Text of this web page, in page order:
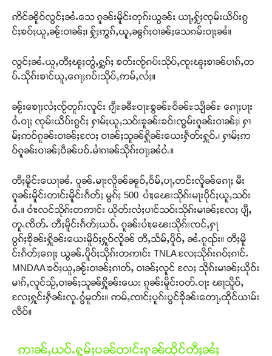
ဢိင်ၼိူဝ်လွင်ႈၼႆႉသေ ၵူၼ်းမိူင်းတုၵ်းယွၼ်း ယႃႇႁႂ်ႈၸုမ်းယိပ်းၵွ
င်ႈၶဝ်ႈယူႇၼႂ်းဝၢၼ်ႈ၊ ႁႂ်ႈဢွၵ်ႇယူႇၼွၵ်ႈဝၢၼ်ႈသေၵမ်းဝႃႈၼႆ။
လွင်ႈၼႆႉယူႇတီႈၽူႈတွႆႇႁွၵ်ႈ ၶတ်းၸႂ်ၵပ်းသိုပ်ႇၸူးၽူႈၶၢၼ်ပၢၵ်ႇတ
ပ်ႉသိုၵ်းၶၢင်ယူႇၵေႃႈၵပ်းသိုပ်ႇဢမ်ႇလႆႈ။
ၼႂ်းၶေႃႈလႆႈၸႂ်တူၵ်းလူင်း ၵျီႊၼီႊဝႃႊၶွၼ်ႊဝႅၼ်ႊသျိၼ်ႊ ၵေႃႈပႃး
ဝႆႉဝႃႈ ၸုမ်းယိပ်းၵွင်ႈ ႁၢမ်ႈယူႇသဝ်းၶူၼ်းၶဝ်းၸွမ်းၵူၼ်းဝၢၼ်ႈ၊ ႁၢ
မ်ႈဢဝ်ၵူၼ်းဝၢၼ်ႈလႄႈ ဝၢၼ်ႈသူၼ်ႁိူၼ်းယေးႁဵတ်းႁူဝ်ႉ၊ ႁၢမ်ႈဢ
ဝ်ၵူၼ်းဝၢၼ်ႈပဵၼ်ပဝ်ႉမၢႆၵၢၼ်သိုၵ်းဝႃႈၼႆဝႆႉ။
တီႈမိူင်းယေႃၼႆႉ ပူၼ်ႉမႃးလိူၼ်ၼူဝ်ႇဝႅမ်ႇပႃႇတင်းလိူၼ်ၵေႃႈ မီး
ၵူၼ်းမိူင်းတၢင်းမိူင်းၵႅတ်ႈ မွၵ်ႈ 500 ပၢႆႈၽေးသိုၵ်းမႃးပိုင်ႈယူႇသဝ်း
ဝႆႉ။ ဝၢႆးလင်သိုၵ်းတဢၢင်း ယိုတ်းလႆႈပၢင်သဝ်းသိုၵ်းမၢၼ်ႈလႄႈ ပျီႇ
တူႉၸိတ်ႉ တီႈမိူင်းၵႅတ်ႈယဝ်ႉ ၵူၼ်းပၢႆႈၽေးသိုၵ်းၸင်ႇႁႃ
ပွၵ်ႈၶိုၼ်းႁိူၼ်းယေးမိူဝ်ႈႁူဝ်လိူၼ် တီႇသႅမ်ႇပိူဝ်ႇ ၼႆႉၵူၺ်း။ တီႈမိူ
င်းၵႅတ်ႈၵေႃႈ ယွၼ်ႉပိူဝ်ႈသိုၵ်းတဢၢင်း TNLA လႄႈသိုၵ်းၵဝ်ႈၵၢင်ႉ
MNDAA ၶဝ်ႈယူႇၼႂ်းဝၢၼ်ႈၵၢတ်ႇ ဝၢၼ်ႈလူင် လႄႈ သိုၵ်းမၢၼ်ႈယိုဝ်း
မၢၵ်ႇလူင်သႂ်ႇဝၢၼ်ႈသူၼ်ႁိူၼ်းယေး ၵူၼ်းမိူင်းဝတ်ႉဝႃး ၽႃသိူဝ်ႇ
လႄႈႁူင်းႁဵၼ်းလူႉၵွႆမူတ်း။ ဢမ်ႇၸၢင်ႈပူၵ်းပွင်ၶိုၼ်းတေႃႇထိုင်ယၢမ်း
လဵဝ်။
ဢၢၼ်ႇယဝ်ႉႁူမ်ႈပၼ်တၢင်းႁၼ်ထိုင်တီႈၼႆႈ